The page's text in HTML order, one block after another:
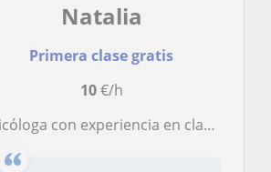
Natalia
Primera clase gratis
10€/h
con experiencia en clases y con niños se ofrece a dar clases de repaso y apoyo